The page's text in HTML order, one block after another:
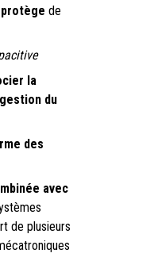
protège de
la
du
des
avec
de plusieurs